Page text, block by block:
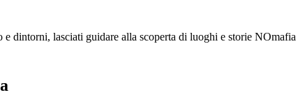
dintorni, lasciati guidare alla scoperta di luoghi e storie NOmafia